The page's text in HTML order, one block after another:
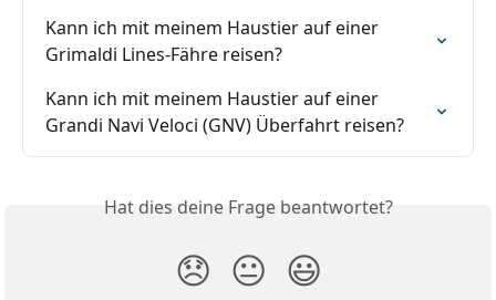
Kann ich mit meinem Haustier auf einer
Grimaldi Lines-Fähre reisen?
Kann ich mit meinem Haustier auf einer
Grandi Navi Veloci (GNV) Überfahrt reisen?
Hat dies deine Frage beantwortet?
😞 😐 😃